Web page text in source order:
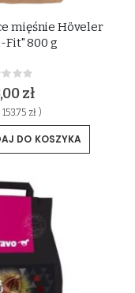
mięśnie Höveler
Fit" 800 g
Rating:
zł
zł )
DO KOSZYKA